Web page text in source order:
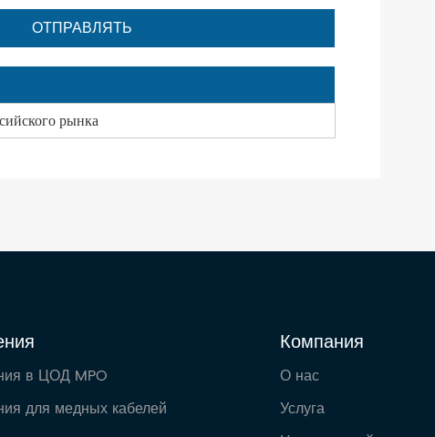
рынка
в ЦОД MPO
для медных кабелей
Компания
О нас
Услуга